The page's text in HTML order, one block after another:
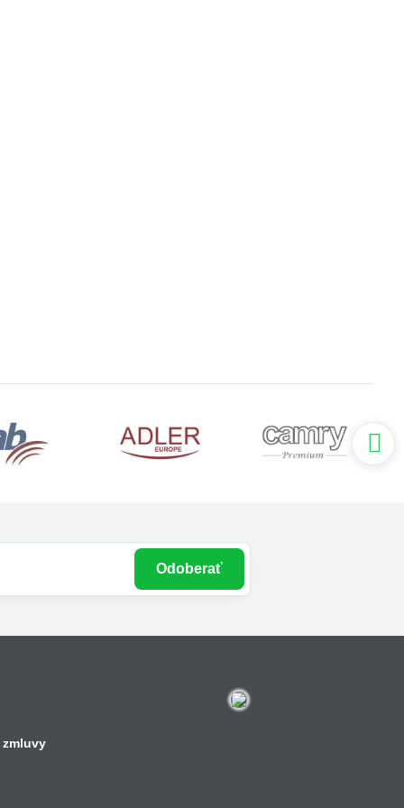
Odoberať